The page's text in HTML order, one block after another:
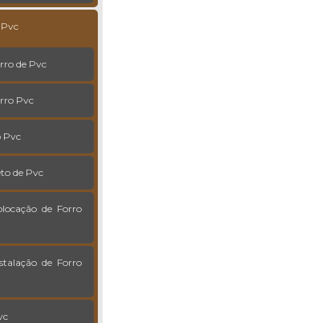
de Pvc
Pvc
Pvc
de Pvc
de Forro
de Forro